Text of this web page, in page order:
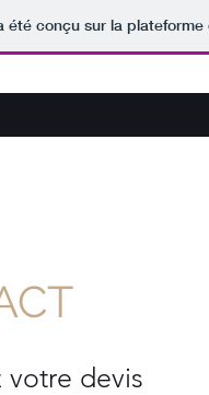
été conçu sur la
votre devis